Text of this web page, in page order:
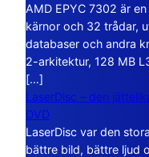
AMD EPYC 7302 är
kärnor och 32 trådar,
databaser och andra
2-arkitektur, 128 MB
[…]
LaserDisc – den
DVD
LaserDisc var den
bättre bild, bättre ljud